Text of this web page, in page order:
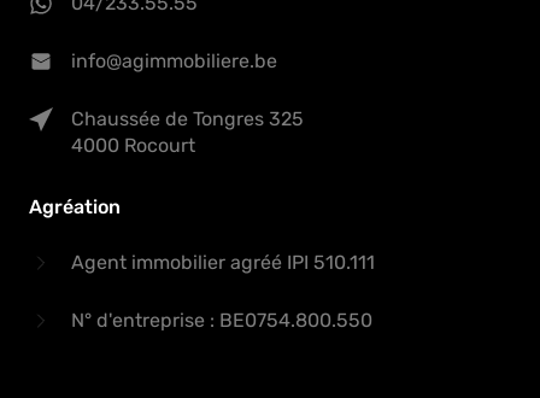
info@agimmobiliere.be
Chaussée de Tongres 325
4000 Rocourt
Agréation
Agent immobilier agréé IPI 510.111
N° d'entreprise : BE0754.800.550